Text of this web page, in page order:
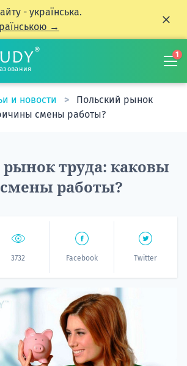
- українська.
→
1
и новости
Польский рынок
смены работы?
труда: каковы
работы?
3732 Facebook Twitter